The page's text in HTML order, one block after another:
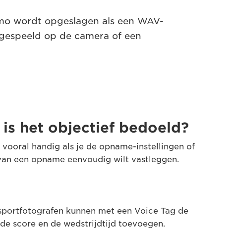
wordt opgeslagen als een WAV-
op de camera of een
het objectief bedoeld?
vooral handig als je de opname-instellingen of
een opname eenvoudig wilt vastleggen.
kunnen met een Voice Tag de
score en de wedstrijdtijd toevoegen.